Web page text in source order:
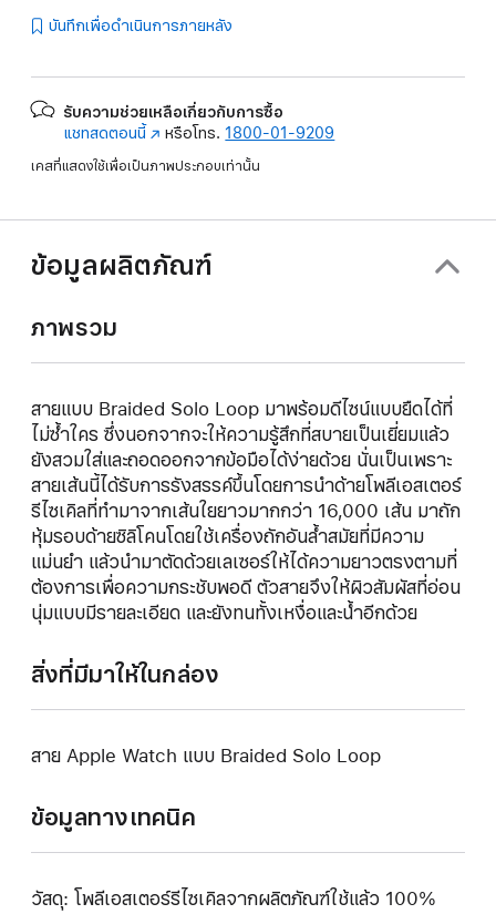
บันทึกเพื่อดำเนินการภายหลัง
รับความช่วยเหลือเกี่ยวกับการซื้อ
แชทสดตอนนี้(เปิด
หน้าต่าง
หรือโทร. 1800-01-9209
เคสที่แสดงใช้เพื่อเป็นภาพประกอบเท่านั้น
ข้อมูลผลิตภัณฑ์
ภาพรวม
สายแบบ Braided Solo Loop มาพร้อมดีไซน์แบบยืดได้ที่
ไม่ซ้ำใคร ซึ่งนอกจากจะให้ความรู้สึกที่สบายเป็นเยี่ยมแล้ว
ยังสวมใส่และถอดออกจากข้อมือได้ง่ายด้วย นั่นเป็นเพราะ
สายเส้นนี้ได้รับการรังสรรค์ขึ้นโดยการนำด้ายโพลีเอสเตอร์
รีไซเคิลที่ทำมาจากเส้นใยยาวมากกว่า 16,000 เส้น มาถัก
หุ้มรอบด้ายซิลิโคนโดยใช้เครื่องถักอันล้ำสมัยที่มีความ
แม่นยำ แล้วนำมาตัดด้วยเลเซอร์ให้ได้ความยาวตรงตามที่
ต้องการเพื่อความกระชับพอดี ตัวสายจึงให้ผิวสัมผัสที่อ่อน
นุ่มแบบมีรายละเอียด และยังทนทั้งเหงื่อและน้ำอีกด้วย
สิ่งที่มีมาให้ในกล่อง
สาย Apple Watch แบบ Braided Solo Loop
ข้อมูลทางเทคนิค
วัสดุ: โพลีเอสเตอร์รีไซเคิลจากผลิตภัณฑ์ใช้แล้ว 100%